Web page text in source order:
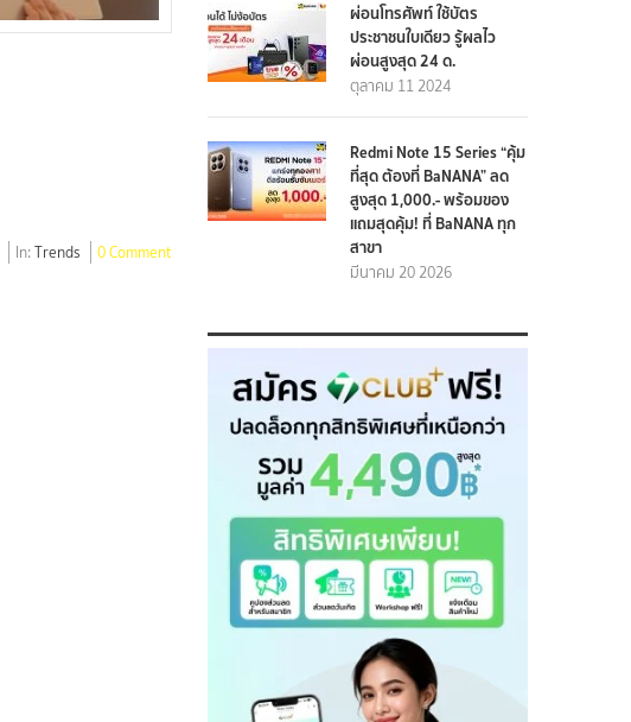
In:Trends 0 Comment
ผ่อนโทรศัพท์ ใช้บัตร
ประชาชนใบเดียว รู้ผลไว
ผ่อนสูงสุด 24 ด.
ตุลาคม 11 2024
Redmi Note 15 Series “คุ้ม
ที่สุด ต้องที่ BaNANA” ลด
สูงสุด 1,000.- พร้อมของ
แถมสุดคุ้ม! ที่ BaNANA ทุก
สาขา
มีนาคม 20 2026